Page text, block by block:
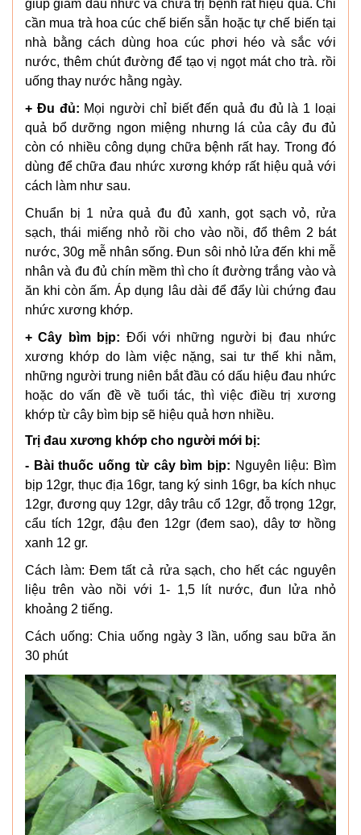
giúp giảm đau nhức và chữa trị bệnh rất hiệu quả. Chỉ
cần mua trà hoa cúc chế biến sẵn hoặc tự chế biến tại
nhà bằng cách dùng hoa cúc phơi héo và sắc với
nước, thêm chút đường để tạo vị ngọt mát cho trà. rồi
uống thay nước hằng ngày.
+ Đu đủ: Mọi người chỉ biết đến quả đu đủ là 1 loại
quả bổ dưỡng ngon miệng nhưng lá của cây đu đủ
còn có nhiều công dụng chữa bệnh rất hay. Trong đó
dùng để chữa đau nhức xương khớp rất hiệu quả với
cách làm như sau.
Chuẩn bị 1 nửa quả đu đủ xanh, gọt sạch vỏ, rửa
sạch, thái miếng nhỏ rồi cho vào nồi, đổ thêm 2 bát
nước, 30g mễ nhân sống. Đun sôi nhỏ lửa đến khi mễ
nhân và đu đủ chín mềm thì cho ít đường trắng vào và
ăn khi còn ấm. Áp dụng lâu dài để đẩy lùi chứng đau
nhức xương khớp.
+ Cây bìm bịp: Đối với những người bị đau nhức
xương khớp do làm việc nặng, sai tư thế khi nằm,
những người trung niên bắt đầu có dấu hiệu đau nhức
hoặc do vấn đề về tuổi tác, thì việc điều trị xương
khớp từ cây bìm bịp sẽ hiệu quả hơn nhiều.
Trị đau xương khớp cho người mới bị:
- Bài thuốc uống từ cây bìm bịp: Nguyên liệu: Bìm
bịp 12gr, thục địa 16gr, tang ký sinh 16gr, ba kích nhục
12gr, đương quy 12gr, dây trâu cổ 12gr, đỗ trọng 12gr,
cẩu tích 12gr, đậu đen 12gr (đem sao), dây tơ hồng
xanh 12 gr.
Cách làm: Đem tất cả rửa sạch, cho hết các nguyên
liệu trên vào nồi với 1- 1,5 lít nước, đun lửa nhỏ
khoảng 2 tiếng.
Cách uống: Chia uống ngày 3 lần, uống sau bữa ăn
30 phút